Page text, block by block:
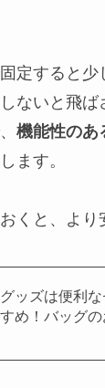
定すると少
ないと飛ば
機能性のあ
します。
くと、より
ッズは便利
め！バッグ